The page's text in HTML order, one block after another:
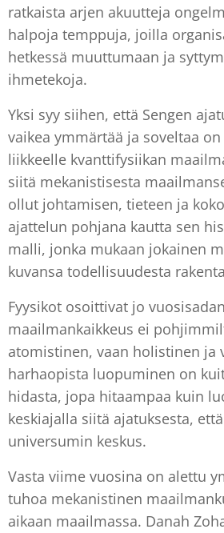
ratkaista arjen akuutteja
halpoja temppuja, joilla
hetkessä muuttumaan ja
ihmetekoja.
Yksi syy siihen, että Sengen
vaikea ymmärtää ja soveltaa
liikkeelle kvanttifysiikan
siitä mekanistisesta
ollut johtamisen, tieteen ja
ajattelun pohjana kautta sen
malli, jonka mukaan jokainen
kuvansa todellisuudesta
Fyysikot osoittivat jo
maailmankaikkeus ei
atomistinen, vaan holistinen ja
harhaopista luopuminen on
hidasta, jopa hitaampaa kuin
keskiajalla siitä ajatuksesta,
universumin keskus.
Vasta viime vuosina on alettu
tuhoa mekanistinen
aikaan maailmassa. Danah